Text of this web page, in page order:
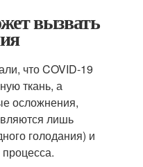
вызвать
что COVID-19
ткань, а
осложнения,
лишь
голодания) и